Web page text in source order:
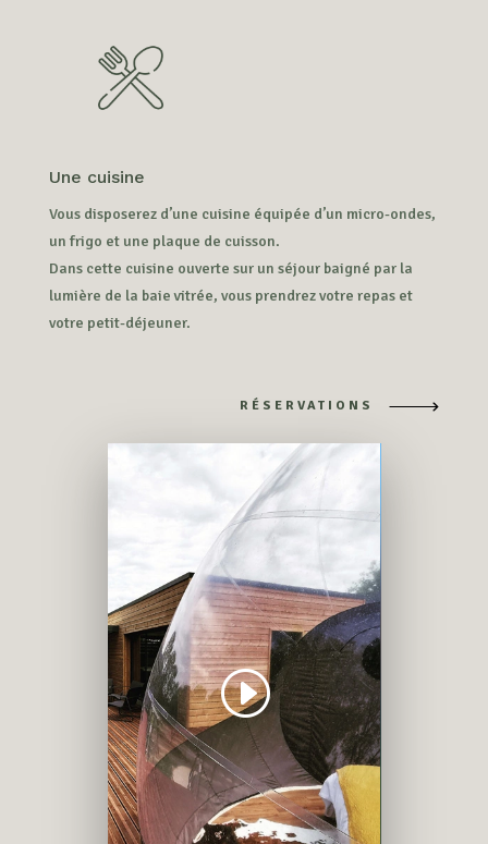
Une cuisine
Vous disposerez d’une cuisine équipée d’un micro-ondes,
un frigo et une plaque de cuisson.
Dans cette cuisine ouverte sur un séjour baigné par la
lumière de la baie vitrée, vous prendrez votre repas et
votre petit-déjeuner.
RÉSERVATIONS